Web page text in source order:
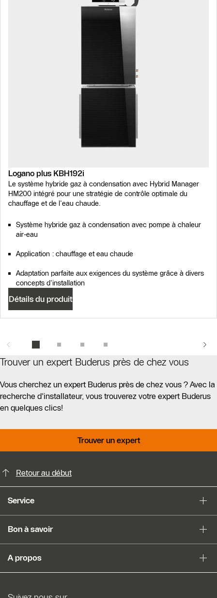
Logano plus KBH192i
Le système hybride gaz à condensation avec Hybrid Manager
HM200 intégré pour une stratégie de contrôle optimale du
chauffage et de l'eau chaude.
Système hybride gaz à condensation avec pompe à chaleur
air-eau
Application : chauffage et eau chaude
Adaptation parfaite aux exigences du système grâce à divers
concepts d'installation
Détails du produit
Trouver un expert Buderus près de chez vous
Vous cherchez un expert Buderus près de chez vous ? Avec la
recherche d'installateur, vous trouverez votre expert Buderus
en quelques clics!
Trouver un expert
Retour au début
Service
Bon à savoir
A propos